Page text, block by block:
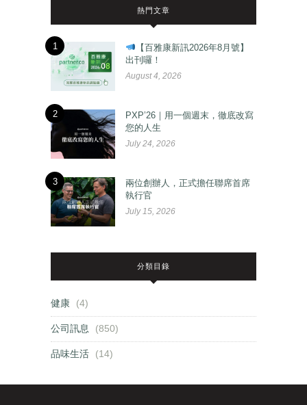
熱門文章
1
【百雅康新訊2026年8月號】
出刊囉！
August 4, 2026
2
PXP’26｜用一個週末，徹底改寫
您的人生
July 24, 2026
3
兩位創辦人，正式擔任聯席首席
執行官
July 15, 2026
分類目錄
健康 (4)
公司訊息 (850)
品味生活 (14)